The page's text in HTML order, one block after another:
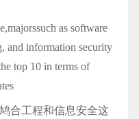
as software
and information security
top 10 in terms of
合工程和信息安全这